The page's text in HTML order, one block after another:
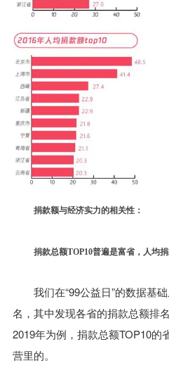
捐款额与经济实力的相关性：
捐款总额TOP10普遍是富省，人均
我们在“99公益日”的数据基
名，其中发现各省的捐款总额排
2019年为例，捐款总额TOP10的
营里的。